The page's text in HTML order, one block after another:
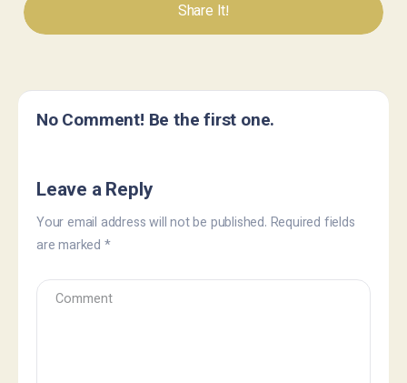
Share It!
No Comment! Be the first one.
Leave a Reply
Your email address will not be published. Required fields
are marked *